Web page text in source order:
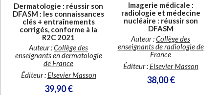
Dermatologie : réussir son
DFASM : les connaissances
clés + entraînements
corrigés, conforme à la
R2C 2021
Auteur :Collège des
enseignants en dermatologie
de France
Éditeur : Elsevier Masson
39,90 €
Imagerie médicale :
radiologie et médecine
nucléaire : réussir son
DFASM
Auteur :Collège des
enseignants de radiologie de
France
Éditeur : Elsevier Masson
38,00 €